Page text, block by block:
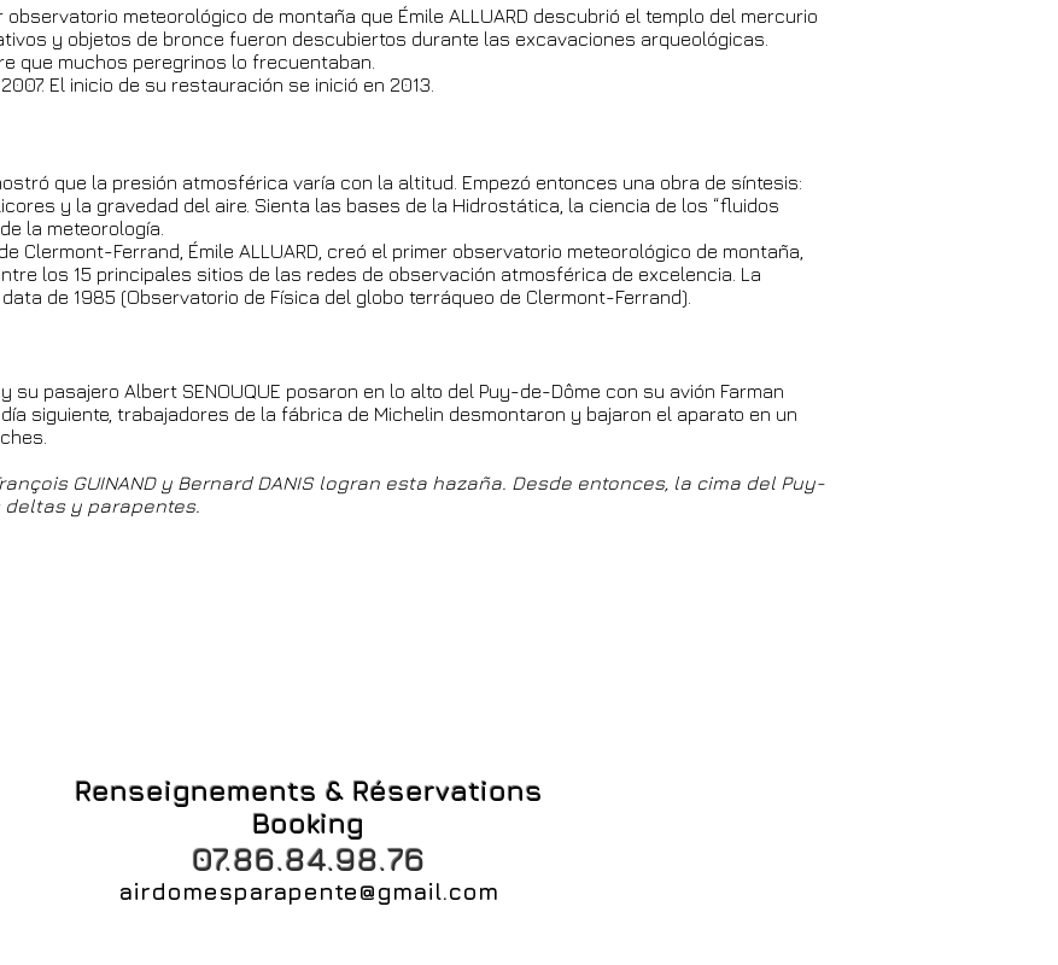
meteorológico de montaña que Émile ALLUARD descubrió el templo del mercurio
y objetos de bronce fueron descubiertos durante las excavaciones arqueológicas.
que muchos peregrinos lo frecuentaban.
El inicio de su restauración se inició en 2013.
que la presión atmosférica varía con la altitud. Empezó entonces una obra de síntesis:
y la gravedad del aire. Sienta las bases de la Hidrostática, la ciencia de los “fluidos
la meteorología.
Clermont-Ferrand, Émile ALLUARD, creó el primer observatorio meteorológico de montaña,
los 15 principales sitios de las redes de observación atmosférica de excelencia. La
de 1985 (Observatorio de Física del globo terráqueo de Clermont-Ferrand).
y su pasajero Albert SENOUQUE posaron en lo alto del Puy-de-Dôme con su avión Farman
siguiente, trabajadores de la fábrica de Michelin desmontaron y bajaron el aparato en un
GUINAND y Bernard DANIS logran esta hazaña. Desde entonces, la cima del Puy-
y parapentes.
Renseignements & Réservations
Booking
07.86.84.98.76
airdomesparapente@gmail.com